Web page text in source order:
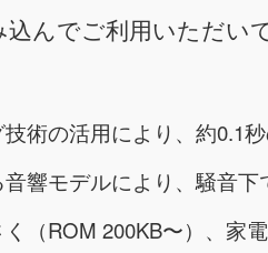
んでご利⽤いただい
術の活用により、約0.1
響モデルにより、騒音
（ROM 200KB〜）、家